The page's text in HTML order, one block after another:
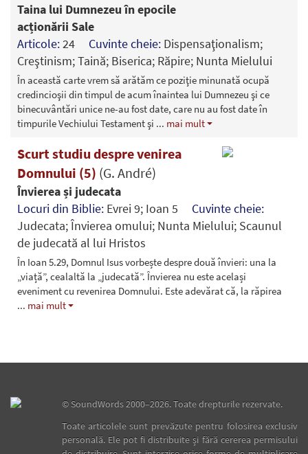
Taina lui Dumnezeu în epocile
acționării Sale
Articole:24 Cuvinte cheie: Dispensaţionalism;
Creştinism; Taină; Biserica; Răpire; Nunta Mielului
În această carte vrem să arătăm ce poziţie minunată ocupă
credincioşii din timpul de acum înaintea lui Dumnezeu şi ce
binecuvântări unice ne-au fost date, care nu au fost date în
timpurile Vechiului Testament şi ... mai mult
Scurt studiu despre venirea
Domnului (5) (G. André)
Învierea și judecata
Locuri din Biblie: Evrei 9; Ioan 5 Cuvinte cheie:
Judecata; Învierea omului; Nunta Mielului; Scaunul
de judecată al lui Hristos
În Ioan 5.29, Domnul Isus vorbește despre două învieri: una la
„viață”, cealaltă la „judecată”. Învierea nu este același
eveniment cu revenirea Domnului. Este adevărat că, la răpirea
... mai mult
©SoundWords2000–2026. Toate drepturile rezervate.
Toate articolele sunt prevăzute pentru folosirea exclusiv
personală. Ele pot fi distribuite şi fără cererea permisului